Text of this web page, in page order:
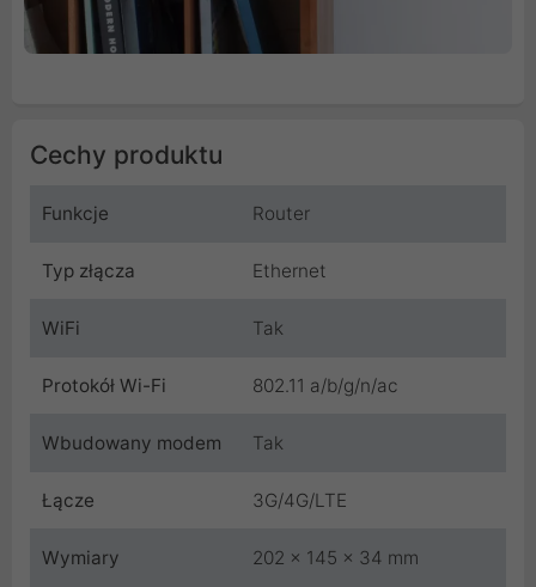
Cechy produktu
Funkcje Router
Typ złącza Ethernet
WiFi Tak
Protokół Wi-Fi 802.11 a/b/g/n/ac
Wbudowany modem Tak
Łącze 3G/4G/LTE
Wymiary 202 x 145 x 34 mm